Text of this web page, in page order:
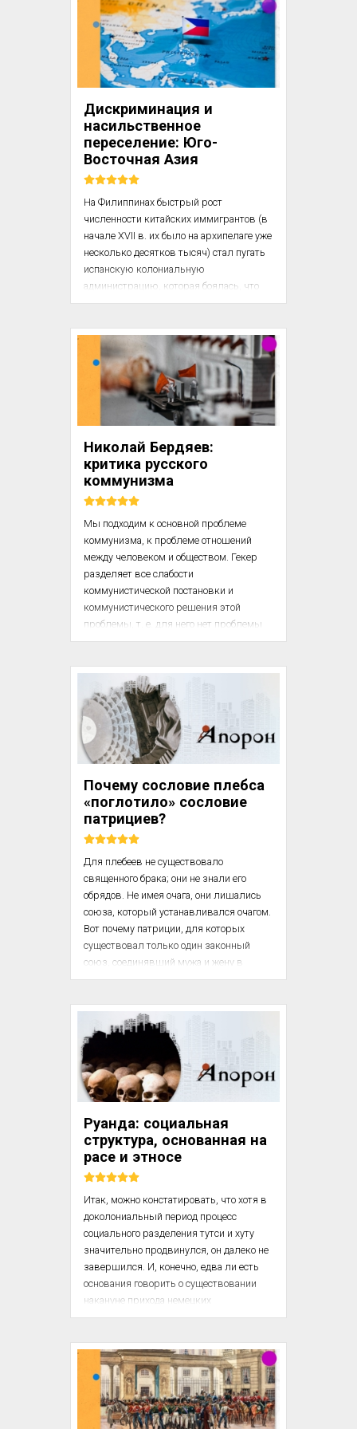
– 1904)
В первых мы встречаем самый чистый
исторический образчик орды,
преступной как по темпераменту, так и
и, так сказать, международный характер
их преступности был выражен
настолько резко, что для них до...
Дискриминация и
насильственное
переселение: Юго-
Восточная Азия
На Филиппинах быстрый рост
численности китайских иммигрантов (в
начале XVII в. их было на архипелаге уже
несколько десятков тысяч) стал пугать
испанскую колониальную
администрацию, которая боялась, что
китайцы могут оказаться
предприниматься дискриминационные
меры. Их обложили непосильными
налогами, запретили заниматься
определенными видами деятельности,
например розничной торговлей,
ограничили свободу передвижения по
малейшие попытки протеста власти
отвечали грубым насилием. В 1597 г.
губернатор Тельо приказал изгнать...
Николай Бердяев:
критика русского
коммунизма
Мы подходим к основной проблеме
коммунизма, к проблеме отношений
между человеком и обществом. Гекер
разделяет все слабости
коммунистической постановки и
коммунистического решения этой
проблемы, т. е. для него нет проблемы
человека в ее глубине.
Как было у Маркса? Маркс был
замечательным социологом, но очень
слабым антропологом. Марксизм ставит
проблему общества, но не ставит
проблему человека, для него человек
есть функция общества, техническая
первофеномен, человек же есть
эпифеномен. Такое унижение человека
находится в ...
Почему сословие плебса
«поглотило» сословие
патрициев?
Для плебеев не существовало
священного брака; они не знали его
обрядов. Не имея очага, они лишались
союза, который устанавливался очагом.
Вот почему патриции, для которых
существовал только один законный
союз, соединявший мужа и жену в
присутствии домашнего божества,
promiscua habent more ferarum». Для них
нет семьи, отцовской власти. У них была
власть над детьми, та, что дается силой,
но не было той священной власти,
которой религия наделила отца.
собственности, поскольку вся
собственность...
Руанда: социальная
структура, основанная на
расе и этносе
Итак, можно констатировать, что хотя в
доколониальный период процесс
социального разделения тутси и хуту
значительно продвинулся, он далеко не
завершился. И, конечно, едва ли есть
основания говорить о существовании
накануне прихода немецких
колонизаторов этнических или
«Рассматривать тутси и хуту как
“племена”, – говорит Рене Лемаршан, –
значит только запутать дело. В отличие
от практически всех других
африканских обществ, где “племена”